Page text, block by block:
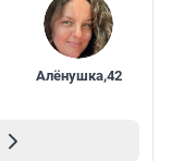
Алёнушка,42